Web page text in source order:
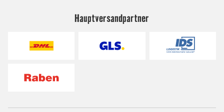
Hauptversandpartner